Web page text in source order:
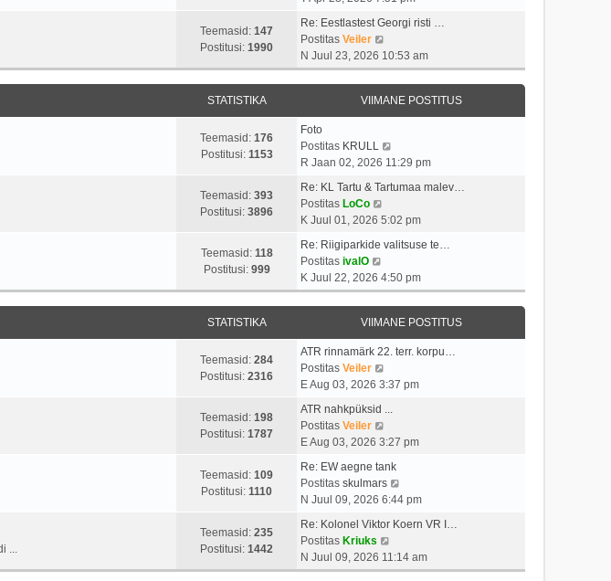
t
a
v
i
s
o
t
i
u
s
t
Teemasid: 147
Postitusi: 1990
Re: Eestlastest Georgi risti …
Postitas Veiler
a
a
t
a
v
i
m
a
t
o
t
t
s
N Juul 23, 2026 10:53 am
STATISTIKA VIIMANE POSTITUS
Teemasid: 176
Postitusi: 1153
Foto
Postitas KRULL
a
t
v
i
m
a
s
t
p
o
t
u
t
R Jaan 02, 2026 11:29 pm
Teemasid: 393
Postitusi: 3896
Re: KL Tartu & Tartumaa malev…
Postitas LoCo
a
t
v
i
a
s
t
o
s
t
i
t
u
t
K Juul 01, 2026 5:02 pm
Teemasid: 118
Postitusi: 999
Re: Riigiparkide valitsuse te…
Postitas ivalO
a
a
t
a
v
i
i
m
s
t
o
s
t
i
t
u
s
K Juul 22, 2026 4:50 pm
STATISTIKA VIIMANE POSTITUS
Teemasid: 284
Postitusi: 2316
ATR rinnamärk 22. terr. korpu…
Postitas Veiler
a
t
v
i
i
m
s
t
p
E Aug 03, 2026 3:37 pm
Teemasid: 198
Postitusi: 1787
ATR nahkpüksid ...
Postitas Veiler
a
t
a
v
i
i
m
a
E Aug 03, 2026 3:27 pm
Teemasid: 109
Postitusi: 1110
Re: EW aegne tank
Postitas skulmars
a
t
v
N Juul 09, 2026 6:44 pm
...
Teemasid: 235
Postitusi: 1442
Re: Kolonel Viktor Koern VR I…
Postitas Kriuks
a
a
N Juul 09, 2026 11:14 am